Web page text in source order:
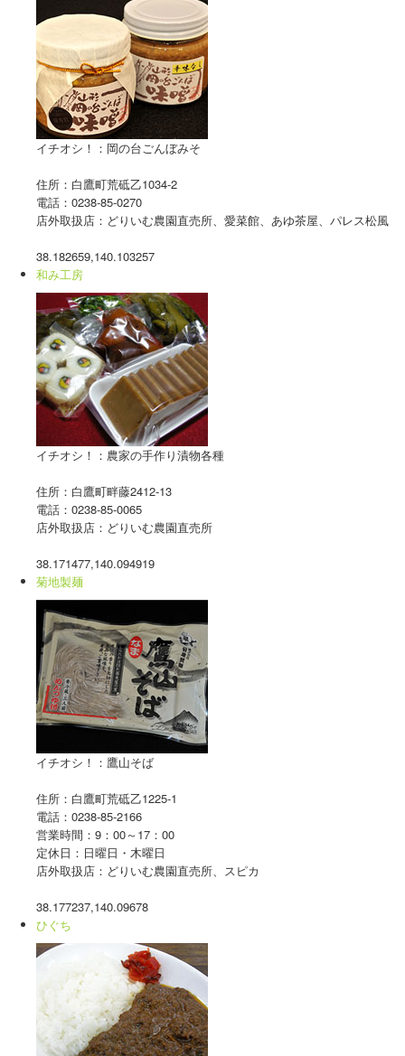
イチオシ！：岡の台ごんぼみそ
住所：白鷹町荒砥乙1034-2
電話：0238-85-0270
店外取扱店：どりいむ農園直売所、愛菜館、あゆ茶屋、パレス松風
38.182659,140.103257
和み工房
イチオシ！：農家の手作り漬物各種
住所：白鷹町畔藤2412-13
電話：0238-85-0065
店外取扱店：どりいむ農園直売所
38.171477,140.094919
菊地製麺
イチオシ！：鷹山そば
住所：白鷹町荒砥乙1225-1
電話：0238-85-2166
営業時間：9：00～17：00
定休日：日曜日・木曜日
店外取扱店：どりいむ農園直売所、スピカ
38.177237,140.09678
ひぐち